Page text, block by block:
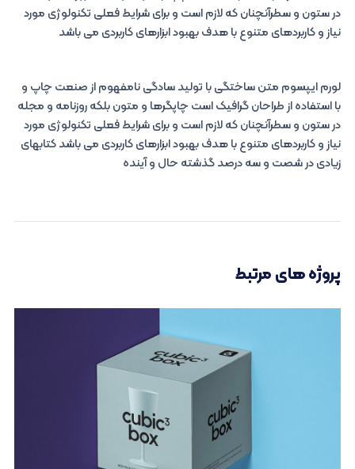
در ستون و سطرآنچنان که لازم است و برای شرایط فعلی تکنولوژی مورد
نیاز و کاربردهای متنوع با هدف بهبود ابزارهای کاربردی می باشد
لورم ایپسوم متن ساختگی با تولید سادگی نامفهوم از صنعت چاپ و
با استفاده از طراحان گرافیک است چاپگرها و متون بلکه روزنامه و مجله
در ستون و سطرآنچنان که لازم است و برای شرایط فعلی تکنولوژی مورد
نیاز و کاربردهای متنوع با هدف بهبود ابزارهای کاربردی می باشد کتابهای
زیادی در شصت و سه درصد گذشته حال و آینده
پروژه های مرتبط